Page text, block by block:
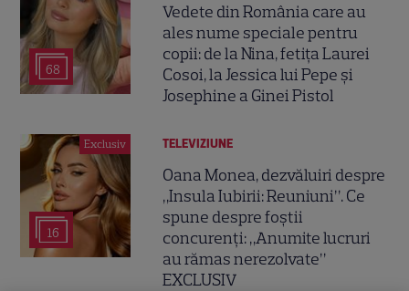
68
Vedete din România care au
ales nume speciale pentru
copii: de la Nina, fetița Laurei
Cosoi, la Jessica lui Pepe și
Josephine a Ginei Pistol
Exclusiv
16
TELEVIZIUNE
Oana Monea, dezvăluiri despre
„Insula Iubirii: Reuniuni”. Ce
spune despre foștii
concurenți: „Anumite lucruri
au rămas nerezolvate”
EXCLUSIV